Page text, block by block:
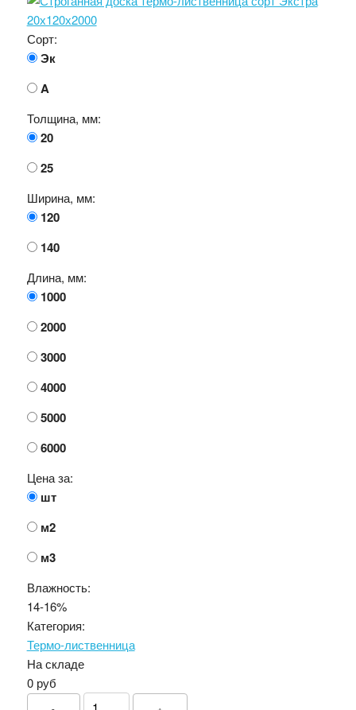
Сорт:
Эк
A
Толщина, мм:
20
25
Ширина, мм:
120
140
Длина, мм:
1000
2000
3000
4000
5000
6000
Цена за:
шт
м2
м3
Влажность:
14-16%
Категория:
Термо-лиственница
На складе
0 руб